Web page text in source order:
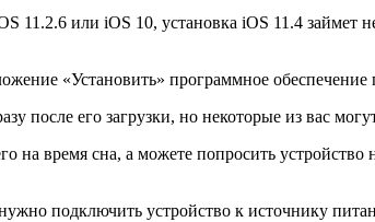
11.2.6 или iOS 10, установка iOS 11.4
«Установить» программное
после его загрузки, но некоторые из вас
на время сна, а можете попросить
подключить устройство к источнику